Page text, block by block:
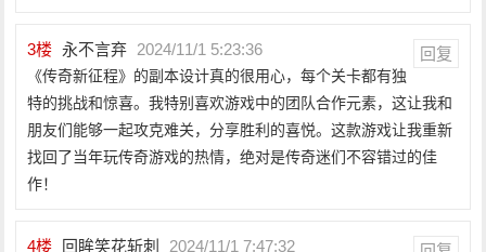
3楼 永不言弃 2024/11/1 5:23:36 回复
《传奇新征程》的副本设计真的很用心，每个关卡都有独
特的挑战和惊喜。我特别喜欢游戏中的团队合作元素，这让我和
朋友们能够一起攻克难关，分享胜利的喜悦。这款游戏让我重新
找回了当年玩传奇游戏的热情，绝对是传奇迷们不容错过的佳
作！
4楼 回眸笑花斩刺 2024/11/1 7:47:32